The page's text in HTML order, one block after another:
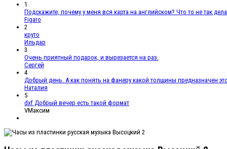
1
Подскажите, почему у меня вся карта на английском? Что то не так
Figaro
2
круто
Ильдар
3
Очень приятный подарок, и вырезается на раз.
Сергей
4
Добрый день. А как понять на фанеру какой толщины предназначен
Наталия
5
dxf Добрый вечер есть такой формат
VМаксим